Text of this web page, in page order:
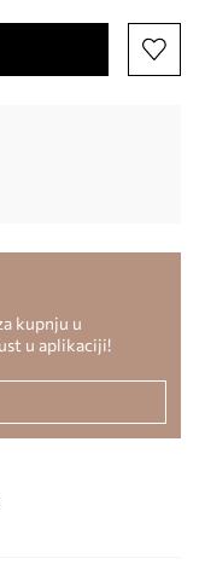
kupnju u
u aplikaciji!